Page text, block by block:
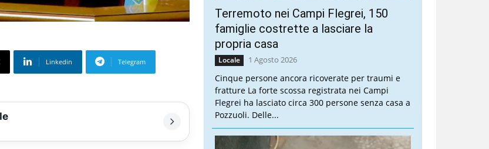
Linkedin Telegram
Terremoto nei Campi Flegrei, 150
famiglie costrette a lasciare la
propria casa
Locale 1 Agosto 2026
Cinque persone ancora ricoverate per traumi e
fratture La forte scossa registrata nei Campi
Flegrei ha lasciato circa 300 persone senza casa a
Pozzuoli. Delle...